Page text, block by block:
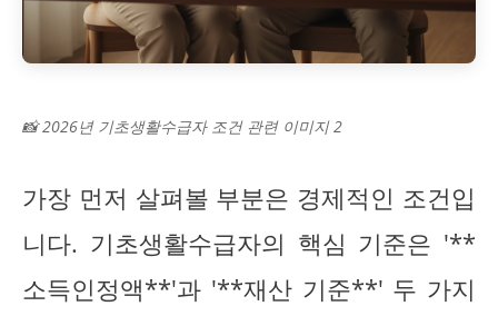
📸 2026년 기초생활수급자 조건 관련 이미지 2
가장 먼저 살펴볼 부분은 경제적인 조건입
니다. 기초생활수급자의 핵심 기준은 '**
소득인정액**'과 '**재산 기준**' 두 가지